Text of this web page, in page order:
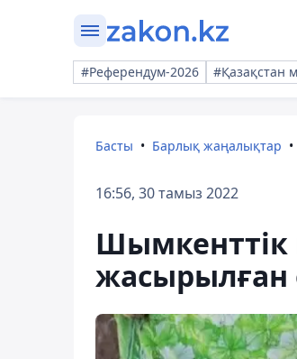
#Референдум-2026 #Қазақстан
Басты Барлық жаңалықтар
16:56, 30 тамыз 2022
Шымкенттік
жасырылған